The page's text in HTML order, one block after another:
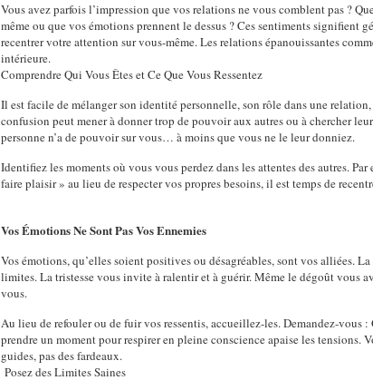
Vous avez parfois l’impression que vos relations ne vous comblent pas ?
même ou que vos émotions prennent le dessus ? Ces sentiments signifient
recentrer votre attention sur vous-même. Les relations épanouissantes
intérieure.
Comprendre Qui Vous Êtes et Ce Que Vous Ressentez
Il est facile de mélanger son identité personnelle, son rôle dans une
confusion peut mener à donner trop de pouvoir aux autres ou à chercher
personne n’a de pouvoir sur vous… à moins que vous ne le leur donniez.
Identifiez les moments où vous vous perdez dans les attentes des autres.
faire plaisir » au lieu de respecter vos propres besoins, il est temps de
Vos Émotions Ne Sont Pas Vos Ennemies
Vos émotions, qu’elles soient positives ou désagréables, sont vos alliées.
limites. La tristesse vous invite à ralentir et à guérir. Même le dégoût vous
vous.
Au lieu de refouler ou de fuir vos ressentis, accueillez-les. Demandez-vous :
prendre un moment pour respirer en pleine conscience apaise les tensions.
guides, pas des fardeaux.
Posez des Limites Saines